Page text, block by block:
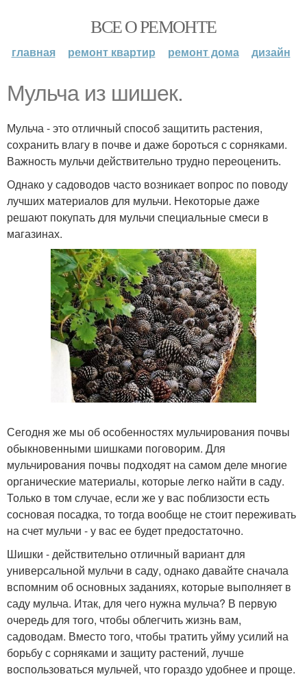
ВСЕ О РЕМОНТЕ
главная ремонт квартир ремонт дома дизайн
Мульча из шишек.
Мульча - это отличный способ защитить растения,
сохранить влагу в почве и даже бороться с сорняками.
Важность мульчи действительно трудно переоценить.
Однако у садоводов часто возникает вопрос по поводу
лучших материалов для мульчи. Некоторые даже
решают покупать для мульчи специальные смеси в
магазинах.
Сегодня же мы об особенностях мульчирования почвы
обыкновенными шишками поговорим. Для
мульчирования почвы подходят на самом деле многие
органические материалы, которые легко найти в саду.
Только в том случае, если же у вас поблизости есть
сосновая посадка, то тогда вообще не стоит переживать
на счет мульчи - у вас ее будет предостаточно.
Шишки - действительно отличный вариант для
универсальной мульчи в саду, однако давайте сначала
вспомним об основных заданиях, которые выполняет в
саду мульча. Итак, для чего нужна мульча? В первую
очередь для того, чтобы облегчить жизнь вам,
садоводам. Вместо того, чтобы тратить уйму усилий на
борьбу с сорняками и защиту растений, лучше
воспользоваться мульчей, что гораздо удобнее и проще.